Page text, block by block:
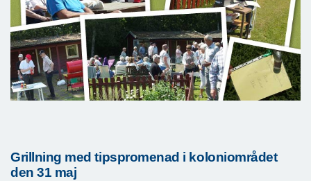
Grillning med tipspromenad i koloniområdet
den 31 maj